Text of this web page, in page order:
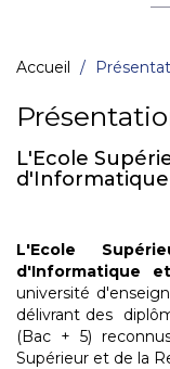
Accueil
L'Ecole
L'Ecole
d'Informatique
université
délivrant des
(Bac + 5)
Supérieur et de la